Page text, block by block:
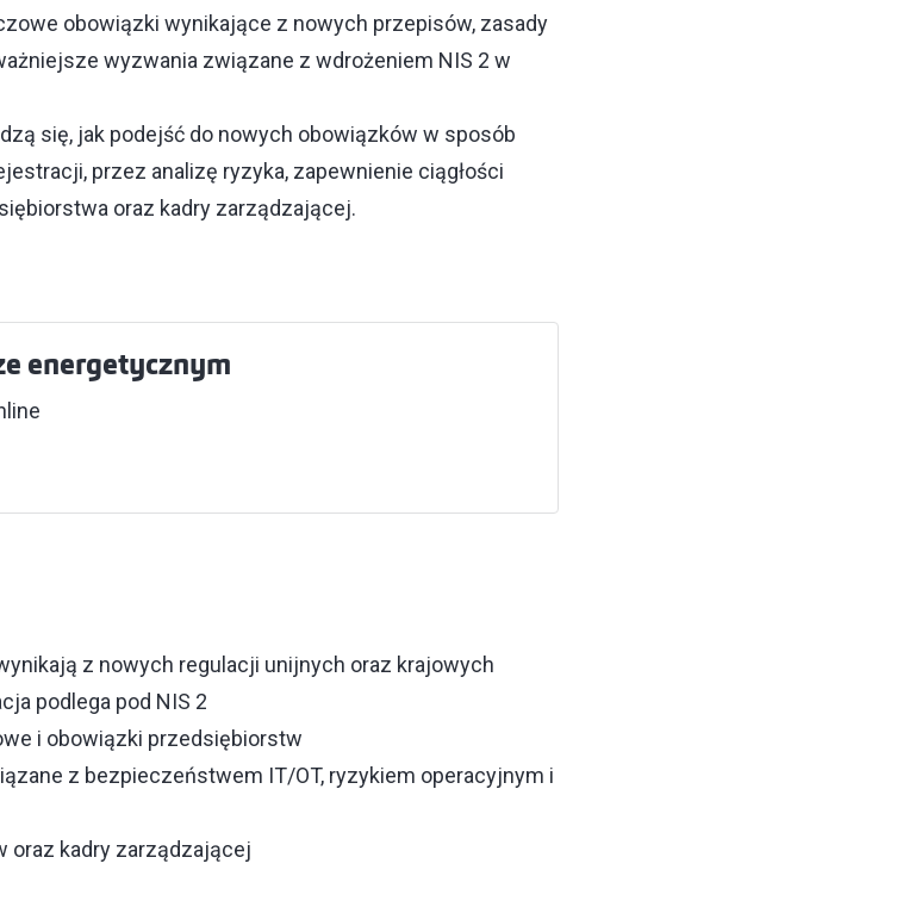
obowiązki wynikające z nowych przepisów, zasady
wyzwania związane z wdrożeniem NIS 2 w
się, jak podejść do nowych obowiązków w sposób
przez analizę ryzyka, zapewnienie ciągłości
oraz kadry zarządzającej.
energetycznym
z nowych regulacji unijnych oraz krajowych
podlega pod NIS 2
i obowiązki przedsiębiorstw
z bezpieczeństwem IT/OT, ryzykiem operacyjnym i
oraz kadry zarządzającej